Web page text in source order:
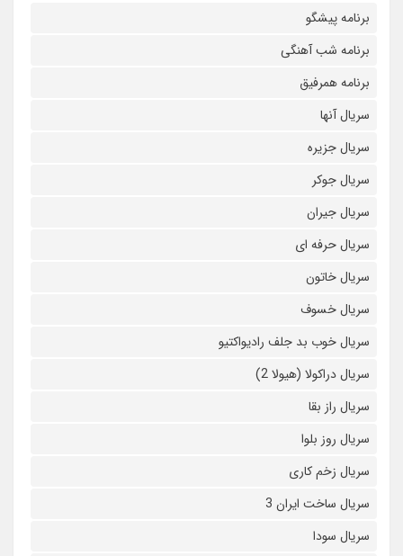
برنامه پیشگو
برنامه شب آهنگی
برنامه همرفیق
سریال آنها
سریال جزیره
سریال جوکر
سریال جیران
سریال حرفه ای
سریال خاتون
سریال خسوف
سریال خوب بد جلف رادیواکتیو
سریال دراکولا (هیولا 2)
سریال راز بقا
سریال روز بلوا
سریال زخم کاری
سریال ساخت ایران 3
سریال سودا